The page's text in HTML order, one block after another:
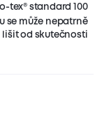
tex® standard 100
se může nepatrně
lišit od skutečnosti